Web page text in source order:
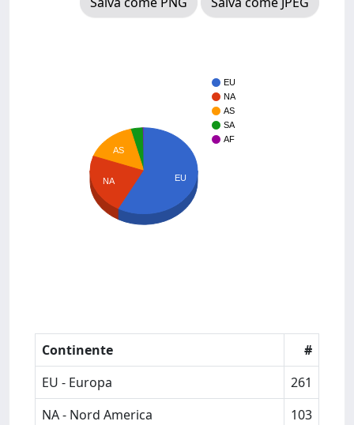
EU
NA
AS
SA
AF
AS
NA EU
Continente
#
EU - Europa
261
NA - Nord America
103